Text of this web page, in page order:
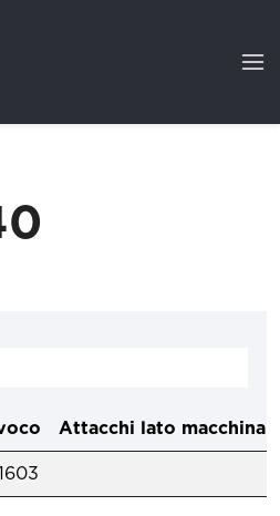
Attacchi lato macchina